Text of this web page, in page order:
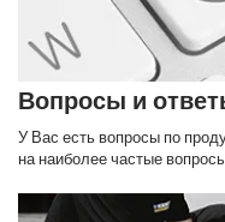
Вопросы и
У Вас есть вопросы по
на наиболее частые